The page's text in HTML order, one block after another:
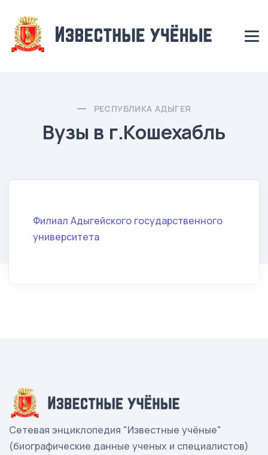
РЕСПУБЛИКА АДЫГЕЯ
Вузы в г.Кошехабль
Филиал Адыгейского государственного
университета
Сетевая энциклопедия "Известные учёные"
(биографические данные ученых и специалистов)